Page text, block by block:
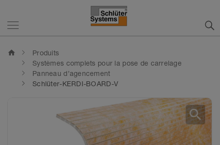
home
Produits
Systèmes complets pour la pose de carrelage
Panneau d’agencement
Schlüter-KERDI-BOARD-V
search